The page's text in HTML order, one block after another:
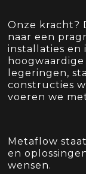
Onze kracht?
naar een
installaties en
legeringen,
constructies
voeren we
Metaflow
en
wensen.